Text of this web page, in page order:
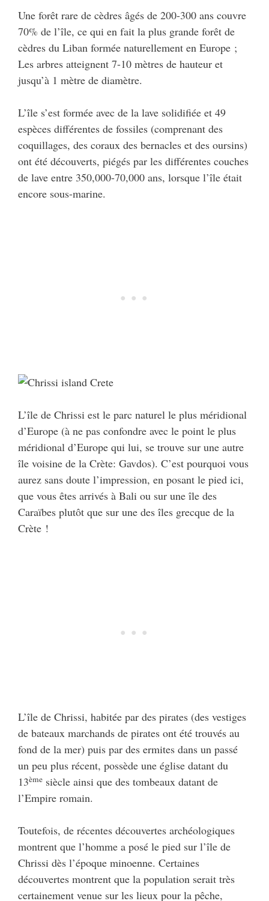
Une forêt rare de cèdres âgés de 200-300 ans couvre
70% de l’île, ce qui en fait la plus grande forêt de
cèdres du Liban formée naturellement en Europe ;
Les arbres atteignent 7-10 mètres de hauteur et
jusqu’à 1 mètre de diamètre.
L’île s’est formée avec de la lave solidifiée et 49
espèces différentes de fossiles (comprenant des
coquillages, des coraux des bernacles et des oursins)
ont été découverts, piégés par les différentes couches
de lave entre 350,000-70,000 ans, lorsque l’île était
encore sous-marine.
L’île de Chrissi est le parc naturel le plus méridional
d’Europe (à ne pas confondre avec le point le plus
méridional d’Europe qui lui, se trouve sur une autre
île voisine de la Crète: Gavdos). C’est pourquoi vous
aurez sans doute l’impression, en posant le pied ici,
que vous êtes arrivés à Bali ou sur une île des
Caraïbes plutôt que sur une des îles grecque de la
Crète !
L’île de Chrissi, habitée par des pirates (des vestiges
de bateaux marchands de pirates ont été trouvés au
fond de la mer) puis par des ermites dans un passé
un peu plus récent, possède une église datant du
13ème siècle ainsi que des tombeaux datant de
l’Empire romain.
Toutefois, de récentes découvertes archéologiques
montrent que l’homme a posé le pied sur l’île de
Chrissi dès l’époque minoenne. Certaines
découvertes montrent que la population serait très
certainement venue sur les lieux pour la pêche,